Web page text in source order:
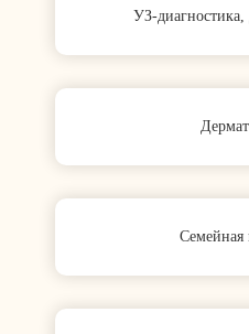
УЗ-
Семейная